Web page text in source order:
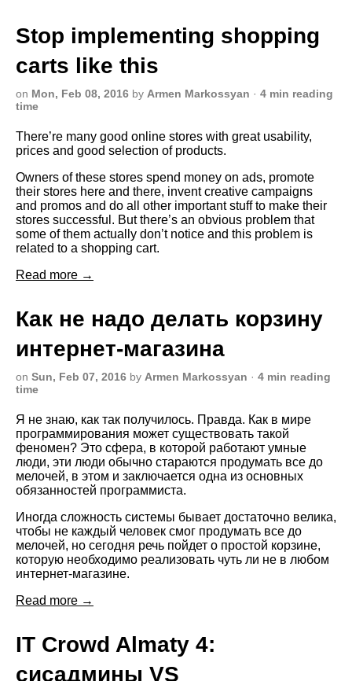
Stop implementing shopping
carts like this
on Mon, Feb 08, 2016 by Armen Markossyan · 4 min reading
time
There’re many good online stores with great usability,
prices and good selection of products.
Owners of these stores spend money on ads, promote
their stores here and there, invent creative campaigns
and promos and do all other important stuff to make their
stores successful. But there’s an obvious problem that
some of them actually don’t notice and this problem is
related to a shopping cart.
Read more →
Как не надо делать корзину
интернет-магазина
on Sun, Feb 07, 2016 by Armen Markossyan · 4 min reading
time
Я не знаю, как так получилось. Правда. Как в мире
программирования может существовать такой
феномен? Это сфера, в которой работают умные
люди, эти люди обычно стараются продумать все до
мелочей, в этом и заключается одна из основных
обязанностей программиста.
Иногда сложность системы бывает достаточно велика,
чтобы не каждый человек смог продумать все до
мелочей, но сегодня речь пойдет о простой корзине,
которую необходимо реализовать чуть ли не в любом
интернет-магазине.
Read more →
IT Crowd Almaty 4:
сисадмины VS